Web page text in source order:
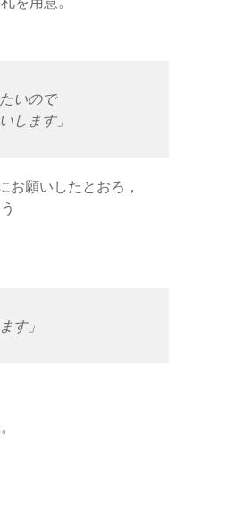
いので
します」
お願いしたとおろ，
す」